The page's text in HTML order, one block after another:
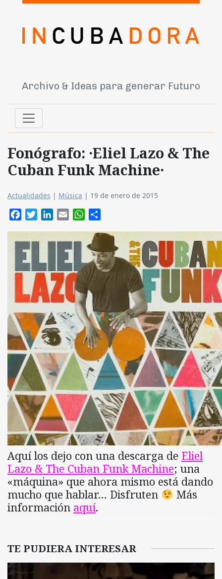
Archivo & Ideas para generar Futuro
Fonógrafo: ·Eliel Lazo & The
Cuban Funk Machine·
Actualidades | Música | 19 de enero de 2015
FacebookTwitterLinkedIn
Email WhatsApp
Aquí los dejo con una descarga de Eliel
Lazo & The Cuban Funk Machine; una
«máquina» que ahora mismo está dando
mucho que hablar… Disfruten
Más
información aquí.
TE PUDIERA INTERESAR